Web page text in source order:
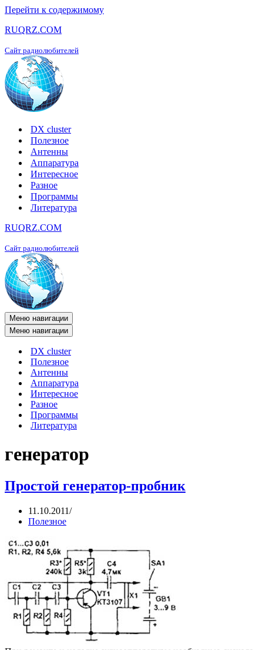
Перейти к содержимому
RUQRZ.COM
Сайт радиолюбителей
DX cluster
Полезное
Антенны
Аппаратура
Интересное
Разное
Программы
Литература
RUQRZ.COM
Сайт радиолюбителей
Меню навигации
Меню навигации
DX cluster
Полезное
Антенны
Аппаратура
Интересное
Разное
Программы
Литература
генератор
Простой генератор-пробник
11.10.2011
Полезное